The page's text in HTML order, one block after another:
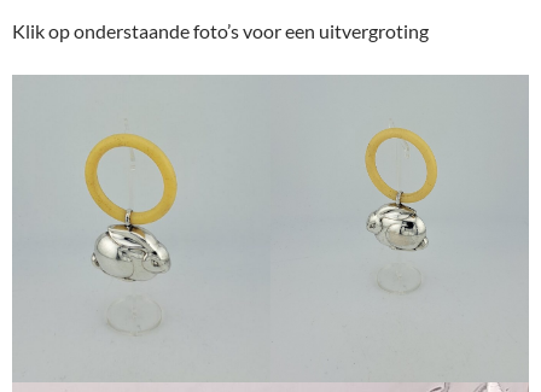
Klik op onderstaande foto’s voor een uitvergroting